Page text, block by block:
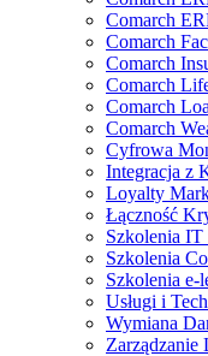
Comarch
Comarch
Comarch
Comarch
Comarch
Comarch
Cyfrowa
Integracja z
Loyalty
Łączność
Szkolenia IT
Szkolenia
Szkolenia e-
Usługi i
Wymiana
Zarządzanie